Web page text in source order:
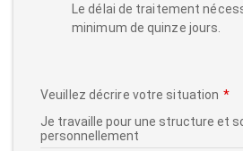
Le délai de traitement
minimum de quinze jours.
Veuillez décrire votre situation